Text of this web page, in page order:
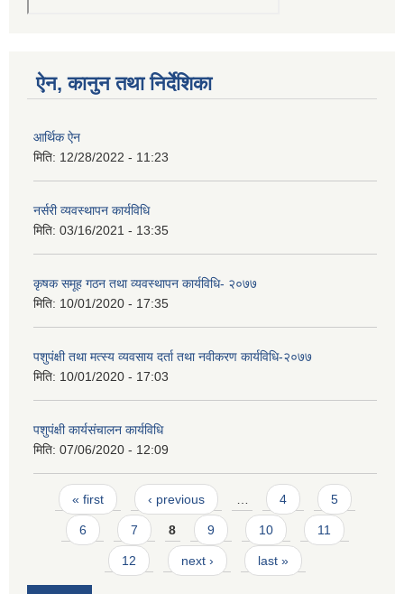
ऐन, कानुन तथा निर्देशिका
आर्थिक ऐन
मिति: 12/28/2022 - 11:23
नर्सरी व्यवस्थापन कार्यविधि
मिति: 03/16/2021 - 13:35
कृषक समूह गठन तथा व्यवस्थापन कार्यविधि- २०७७
मिति: 10/01/2020 - 17:35
पशुपंक्षी तथा मत्स्य व्यवसाय दर्ता तथा नवीकरण कार्यविधि-२०७७
मिति: 10/01/2020 - 17:03
पशुपंक्षी कार्यसंचालन कार्यविधि
मिति: 07/06/2020 - 12:09
Pages
« first ‹ previous 4 5
6 7 8 9 10 11
12 next › last »